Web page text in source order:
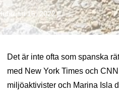
februari 15, 2022
Det är inte ofta som spanska
med New York Times och
miljöaktivister och Marina Isla